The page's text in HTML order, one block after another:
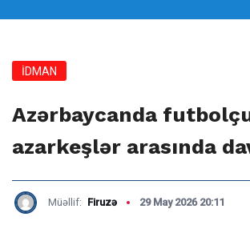
İDMAN
Azərbaycanda
azarkeşlər arasında
Müəllif: Firuzə 29 May 2026 20:11